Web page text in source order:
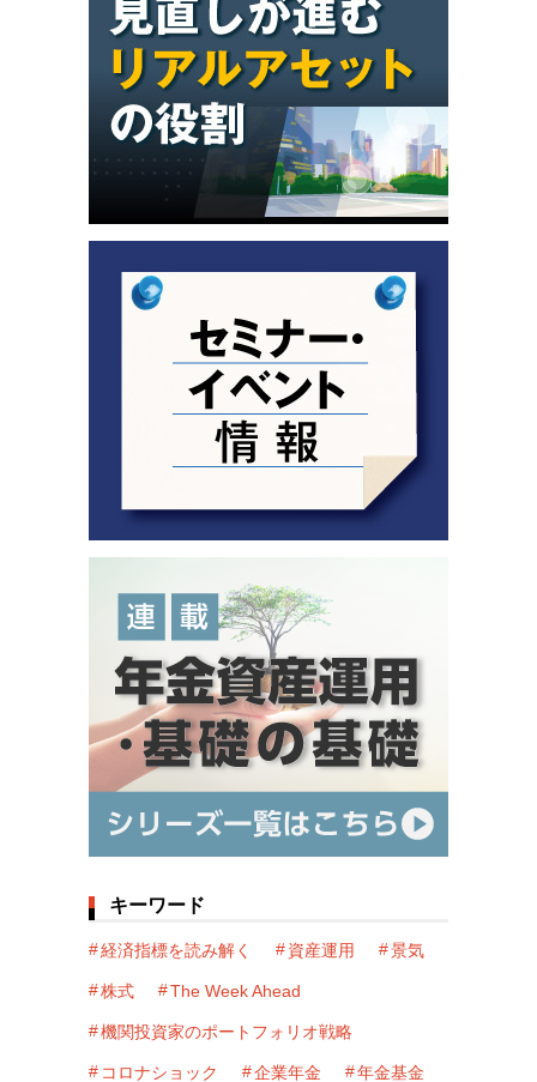
キーワード
経済指標を読み解く 資産運用 景気
株式 The Week Ahead
機関投資家のポートフォリオ戦略
コロナショック 企業年金 年金基金